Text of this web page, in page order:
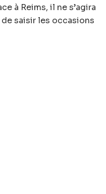
à Reims, il ne s’agira
saisir les occasions